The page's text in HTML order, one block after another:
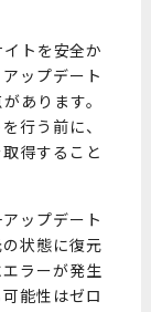
トを安全か
ップデート
あります。
行う前に、
得すること
ップデート
状態に復元
ラーが発生
能性はゼロ